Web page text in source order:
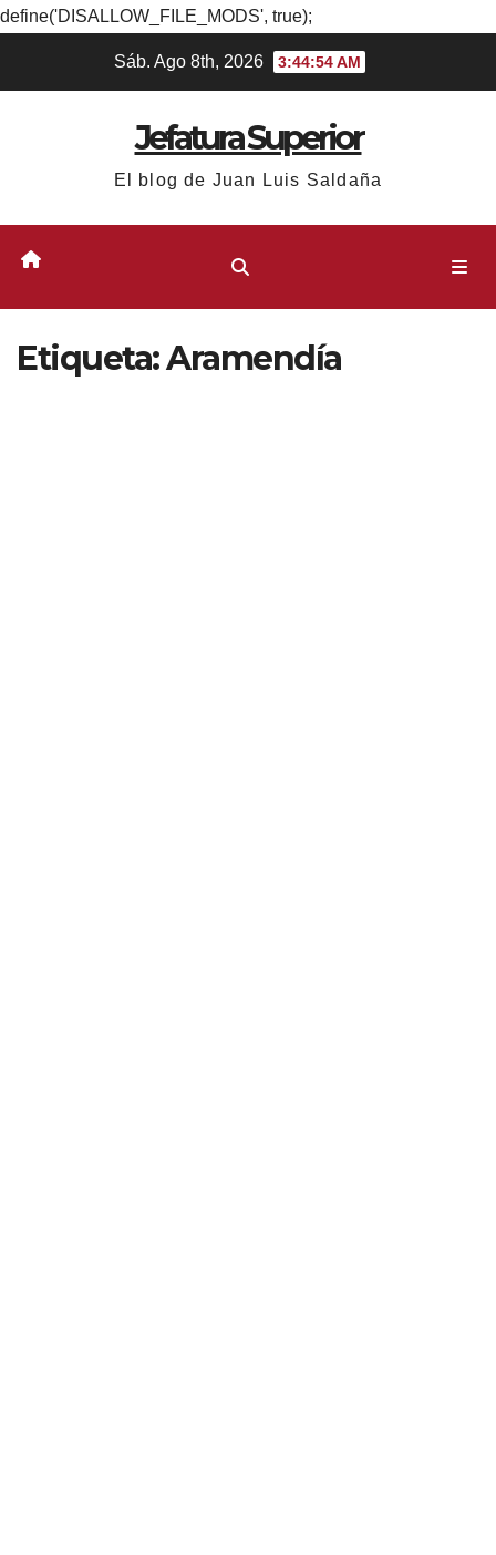
define('DISALLOW_FILE_MODS', true);
Sáb. Ago 8th, 2026 3:44:54 AM
Jefatura Superior
El blog de Juan Luis Saldaña
Etiqueta:Aramendía